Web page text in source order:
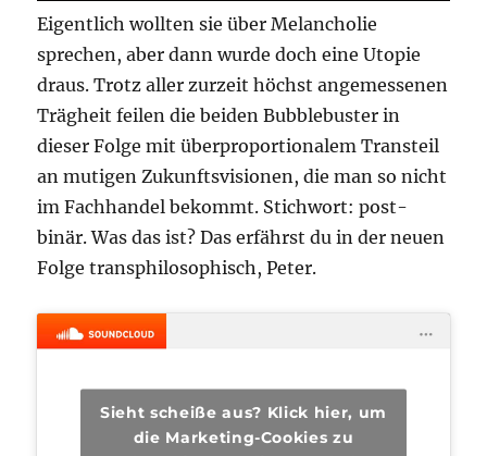
Eigentlich wollten sie über Melancholie
sprechen, aber dann wurde doch eine Utopie
draus. Trotz aller zurzeit höchst angemessenen
Trägheit feilen die beiden Bubblebuster in
dieser Folge mit überproportionalem Transteil
an mutigen Zukunftsvisionen, die man so nicht
im Fachhandel bekommt. Stichwort: post-
binär. Was das ist? Das erfährst du in der neuen
Folge transphilosophisch, Peter.
Sieht scheiße aus? Klick hier, um
die Marketing-Cookies zu